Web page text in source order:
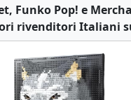
Funko Pop! e
rivenditori Italiani